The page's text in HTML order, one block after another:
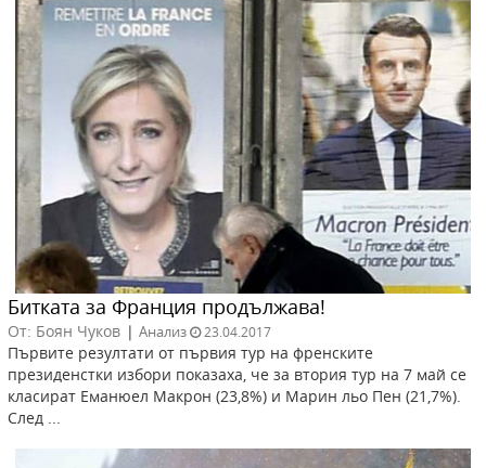
Битката за Франция продължава!
От: Боян Чуков | Анализ 23.04.2017
Първите резултати от първия тур на френските
президенстки избори показаха, че за втория тур на 7 май се
класират Еманюел Макрон (23,8%) и Марин льо Пен (21,7%).
След ...